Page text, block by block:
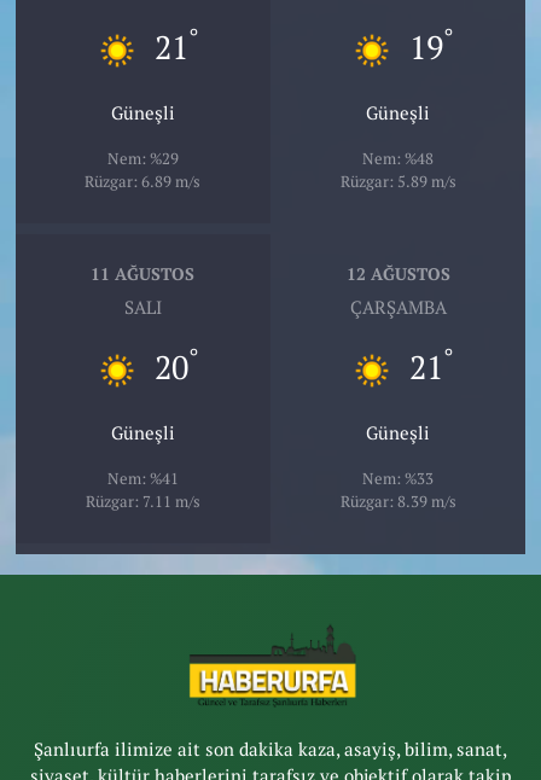
21°
Güneşli
Nem: %29
Rüzgar: 6.89 m/s
19°
Güneşli
Nem: %48
Rüzgar: 5.89 m/s
11 AĞUSTOS
SALI
20°
Güneşli
Nem: %41
Rüzgar: 7.11 m/s
12 AĞUSTOS
ÇARŞAMBA
21°
Güneşli
Nem: %33
Rüzgar: 8.39 m/s
Şanlıurfa ilimize ait son dakika kaza, asayiş, bilim, sanat,